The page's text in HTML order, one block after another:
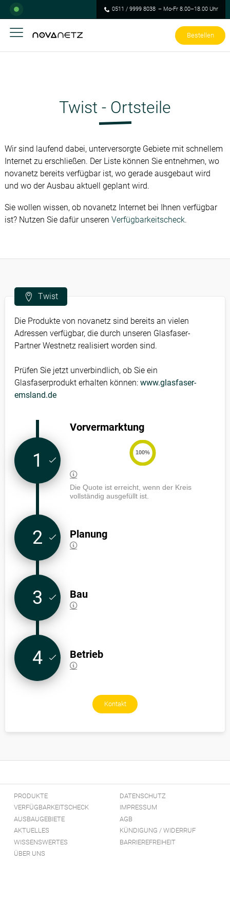
0511 / 9999 8038 – Mo-Fr 8.00–18.00 Uhr
Bestellen
Twist - Ortsteile
Wir sind laufend dabei, unterversorgte Gebiete mit schnellem
Internet zu erschließen. Der Liste können Sie entnehmen, wo
novanetz bereits verfügbar ist, wo gerade ausgebaut wird
und wo der Ausbau aktuell geplant wird.
Sie wollen wissen, ob novanetz Internet bei Ihnen verfügbar
ist? Nutzen Sie dafür unseren Verfügbarkeitscheck.
Twist
Die Produkte von novanetz sind bereits an vielen
Adressen verfügbar, die durch unseren Glasfaser-
Partner Westnetz realisiert worden sind.
Prüfen Sie jetzt unverbindlich, ob Sie ein
Glasfaserprodukt erhalten können: www.glasfaser-
emsland.de
1
Vorvermarktung
100%
Die Quote ist erreicht, wenn der Kreis
vollständig ausgefüllt ist.
2 Planung
3 Bau
4 Betrieb
Kontakt
PRODUKTE
VERFÜGBARKEITSCHECK
AUSBAUGEBIETE
AKTUELLES
WISSENSWERTES
ÜBER UNS
DATENSCHUTZ
IMPRESSUM
AGB
KÜNDIGUNG / WIDERRUF
BARRIEREFREIHEIT